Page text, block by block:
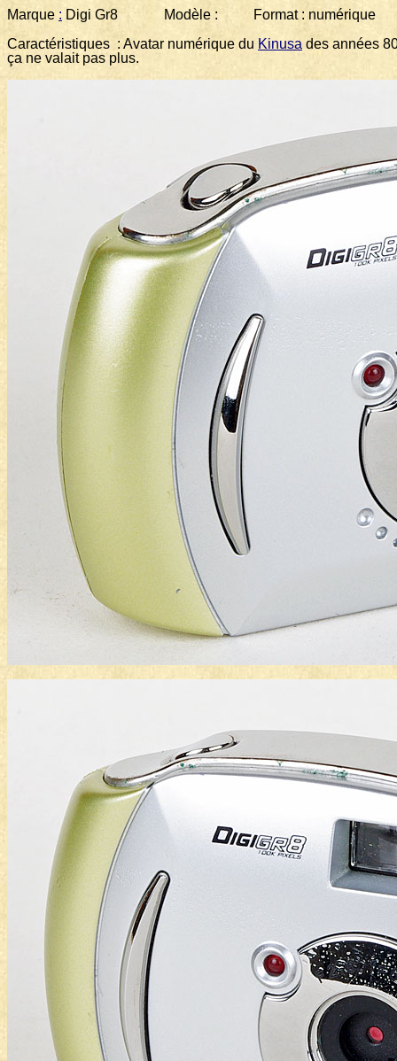
Marque : Digi Gr8 Modèle : Format : numérique
Caractéristiques : Avatar numérique du Kinusa des années
ça ne valait pas plus.